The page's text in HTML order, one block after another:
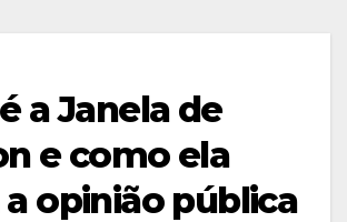
a Janela de
e como ela
opinião pública